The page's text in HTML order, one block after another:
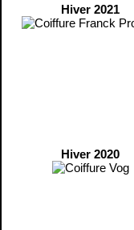
Hiver 2021
Hiver 2020